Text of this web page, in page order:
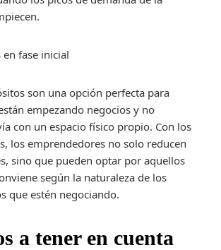
en fase inicial
son una opción perfecta para
empezando negocios y no
con un espacio físico propio. Con los
los emprendedores no solo reducen
sino que pueden optar por aquellos
según la naturaleza de los
que estén negociando.
a tener en cuenta